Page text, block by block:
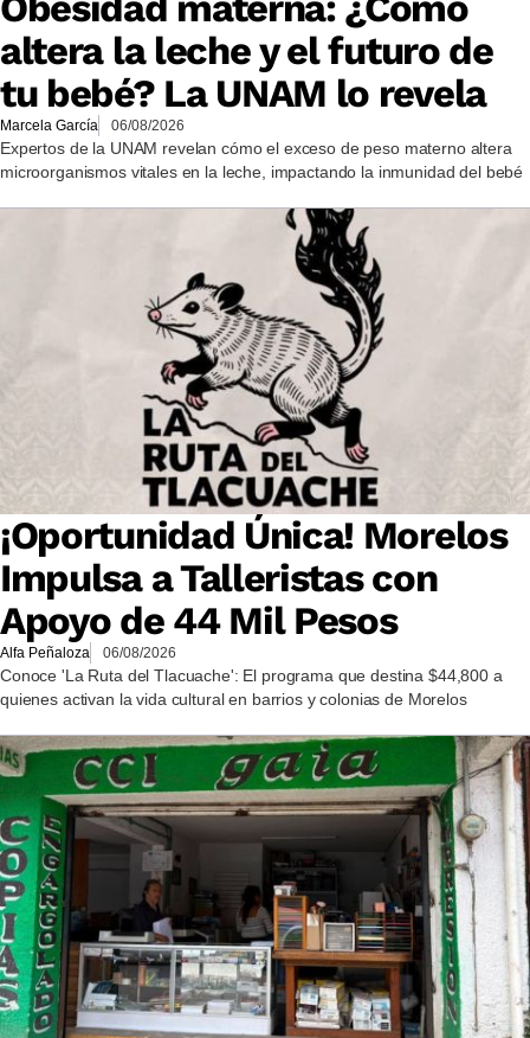
altera la leche y el futuro de
tu bebé? La UNAM lo revela
Marcela García 06/08/2026
Expertos de la UNAM revelan cómo el exceso de peso materno altera
microorganismos vitales en la leche, impactando la inmunidad del bebé
¡Oportunidad Única! Morelos
Impulsa a Talleristas con
Apoyo de 44 Mil Pesos
Alfa Peñaloza 06/08/2026
Conoce 'La Ruta del Tlacuache': El programa que destina $44,800 a
quienes activan la vida cultural en barrios y colonias de Morelos